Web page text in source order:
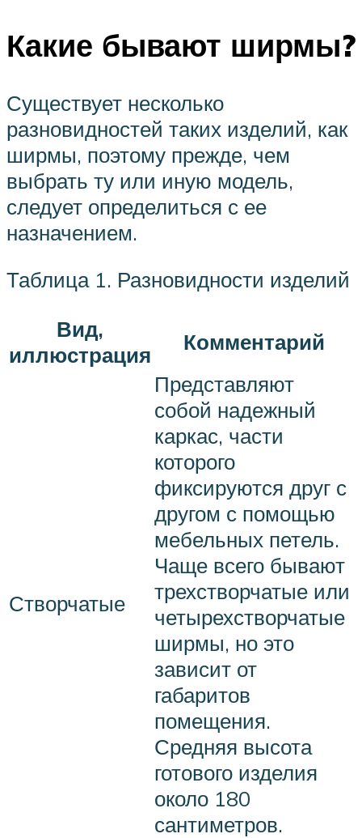
Какие бывают ширмы?
Существует несколько
разновидностей таких изделий, как
ширмы, поэтому прежде, чем
выбрать ту или иную модель,
следует определиться с ее
назначением.
Таблица 1. Разновидности изделий
Вид,
иллюстрация
Комментарий
Створчатые
Представляют
собой надежный
каркас, части
которого
фиксируются друг с
другом с помощью
мебельных петель.
Чаще всего бывают
трехстворчатые или
четырехстворчатые
ширмы, но это
зависит от
габаритов
помещения.
Средняя высота
готового изделия
около 180
сантиметров.